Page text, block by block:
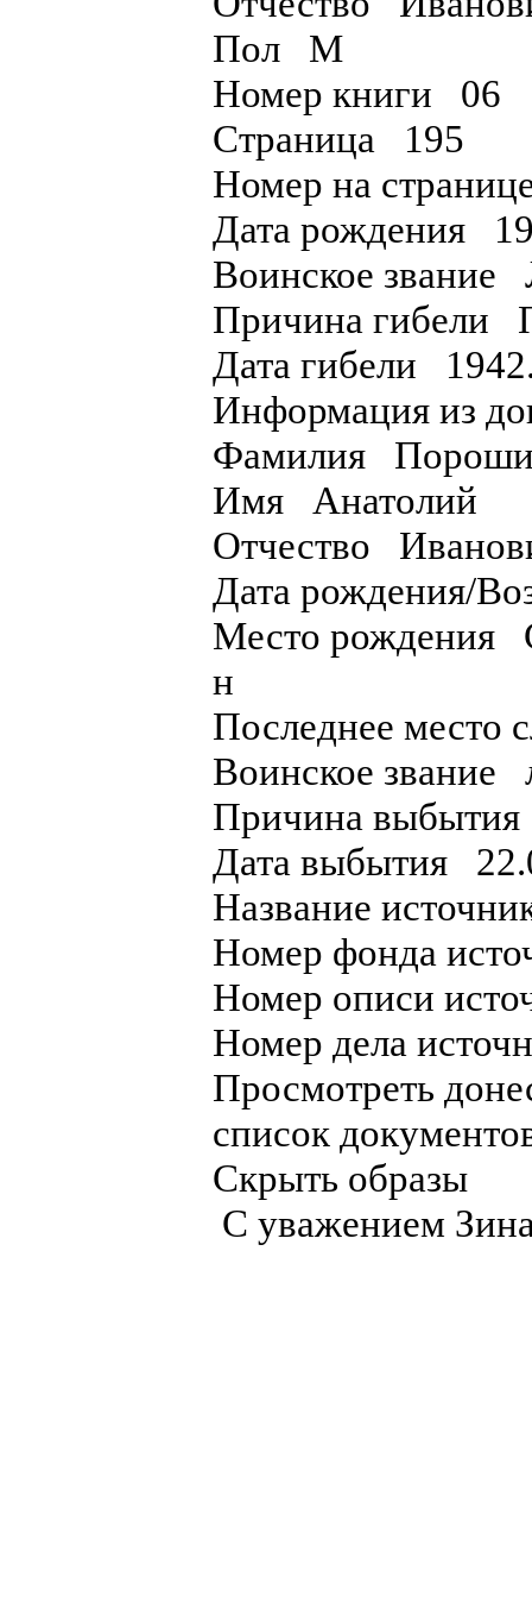
Пол М
Номер книги 06
Страница 195
Номер на
Дата рождения
Воинское звание
Причина гибели
Дата гибели
Информация из
Фамилия
Имя Анатолий
Отчество
Дата рождения/
Место рождения
н
Последнее
Воинское
Причина
Дата выбытия
Название
Номер фонда
Номер описи
Номер дела
Просмотреть
список
Скрыть образы
С уважением